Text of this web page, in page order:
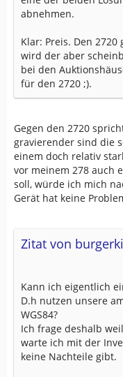
abnehmen.
Klar: Preis. Den
wird der aber
bei den
für den 2720 ;).
Gegen den 2720
gravierender sind die
einem doch relativ
vor meinem 278 auch
soll, würde ich mich
Gerät hat keine
Zitat von
Kann ich eigentlich
D.h nutzen unsere
WGS84?
Ich frage deshalb
warte ich mit der
keine Nachteile gibt.